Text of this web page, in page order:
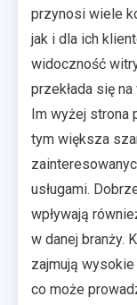
przynosi wiele
jak i dla ich
widoczność
przekłada się
Im wyżej strona
tym większa
usługami.
wpływają
w danej branży.
zajmują
co może